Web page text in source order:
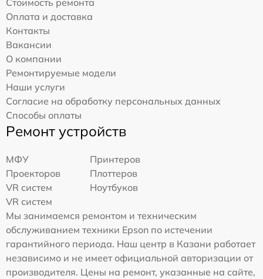
Стоимость ремонта
Оплата и доставка
Контакты
Вакансии
О компании
Ремонтируемые модели
Наши услуги
Согласие на обработку персональных данных
Способы оплаты
Ремонт устройств
МФУ
Принтеров
Проекторов
Плоттеров
VR систем
Ноутбуков
VR систем
Мы занимаемся ремонтом и техническим
обслуживанием техники Epson по истечении
гарантийного периода. Наш центр в Казани работает
независимо и не имеет официальной авторизации от
производителя. Цены на ремонт, указанные на сайте,